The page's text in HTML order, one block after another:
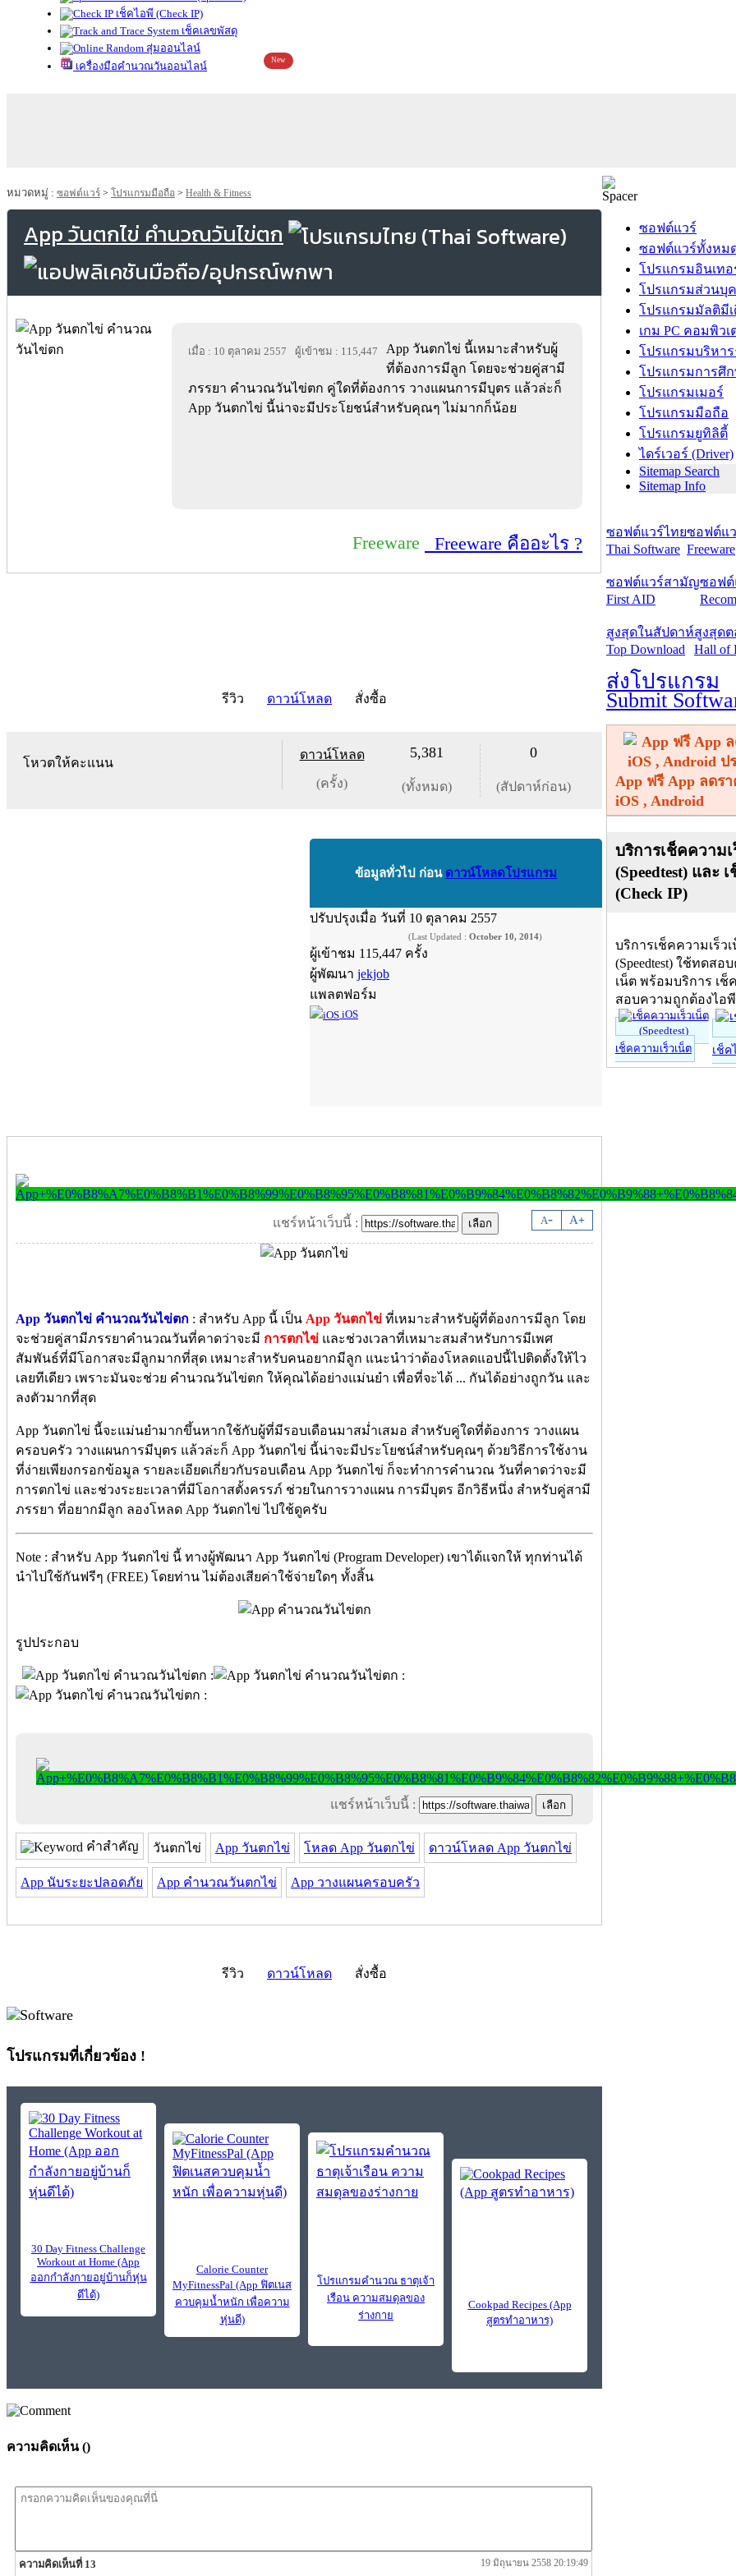
เช็คไอพี (Check IP)
เช็คเลขพัสดุ
สุ่มออนไลน์
เครื่องมือคำนวณวันออนไลน์
New
หมวดหมู่ : ซอฟต์แวร์ > โปรแกรมมือถือ > Health & Fitness
App วันตกไข่ คํานวณวันไข่ตก
เมื่อ : 10 ตุลาคม 2557 ผู้เข้าชม : 115,447
App วันตกไข่ นี้เหมาะสำหรับผู้
ที่ต้องการมีลูก โดยจะช่วยคู่สามี
ภรรยา คํานวณวันไข่ตก คู่ใดที่ต้องการ วางแผนการมีบุตร แล้วล่ะก็
App วันตกไข่ นี้น่าจะมีประโยชน์สำหรับคุณๆ ไม่มากก็น้อย
Freeware Freeware คืออะไร ?
รีวิว ดาวน์โหลด สั่งซื้อ
โหวตให้คะแนน
ดาวน์โหลด
(ครั้ง)
5,381
(ทั้งหมด)
0
(สัปดาห์ก่อน)
ข้อมูลทั่วไป ก่อน ดาวน์โหลดโปรแกรม
ปรับปรุงเมื่อ วันที่ 10 ตุลาคม 2557
(Last Updated : October 10, 2014)
ผู้เข้าชม 115,447 ครั้ง
ผู้พัฒนา jekjob
แพลตฟอร์ม
iOS
A- A+
แชร์หน้าเว็บนี้ :
App วันตกไข่ คํานวณวันไข่ตก : สำหรับ App นี้ เป็น App วันตกไข่ ที่เหมาะสำหรับผู้ที่ต้องการมีลูก โดย
จะช่วยคู่สามีภรรยาคำนวณวันที่คาดว่าจะมี การตกไข่ และช่วงเวลาที่เหมาะสมสำหรับการมีเพศ
สัมพันธ์ที่มีโอกาสจะมีลูกมากที่สุด เหมาะสำหรับคนอยากมีลูก แนะนำว่าต้องโหลดแอปนี้ไปติดตั้งให้ไว
เลยทีเดียว เพราะมันจะช่วย คํานวณวันไข่ตก ให้คุณได้อย่างแม่นยำ เพื่อที่จะได้ ... กันได้อย่างถูกวัน และ
ลงตัวมากที่สุด
App วันตกไข่ นี้จะแม่นยำมากขึ้นหากใช้กับผู้ที่มีรอบเดือนมาสม่ำเสมอ สำหรับคู่ใดที่ต้องการ วางแผน
ครอบครัว วางแผนการมีบุตร แล้วล่ะก็ App วันตกไข่ นี้น่าจะมีประโยชน์สำหรับคุณๆ ด้วยวิธีการใช้งาน
ที่ง่ายเพียงกรอกข้อมูล รายละเอียดเกี่ยวกับรอบเดือน App วันตกไข่ ก็จะทำการคำนวณ วันที่คาดว่าจะมี
การตกไข่ และช่วงระยะเวลาที่มีโอกาสตั้งครรภ์ ช่วยในการวางแผน การมีบุตร อีกวิธีหนึ่ง สำหรับคู่สามี
ภรรยา ที่อยากมีลูก ลองโหลด App วันตกไข่ ไปใช้ดูครับ
Note : สำหรับ App วันตกไข่ นี้ ทางผู้พัฒนา App วันตกไข่ (Program Developer) เขาได้แจกให้ ทุกท่านได้
นำไปใช้กันฟรีๆ (FREE) โดยท่าน ไม่ต้องเสียค่าใช้จ่ายใดๆ ทั้งสิ้น
รูปประกอบ
แชร์หน้าเว็บนี้ :
คำสำคัญ วันตกไข่ App วันตกไข่ โหลด App วันตกไข่ ดาวน์โหลด App วันตกไข่
App นับระยะปลอดภัย App คํานวณวันตกไข่ App วางแผนครอบครัว
รีวิว ดาวน์โหลด สั่งซื้อ
โปรแกรมที่เกี่ยวข้อง !
30 Day Fitness Challenge
Workout at Home (App
ออกกำลังกายอยู่บ้านก็หุ่น
ดีได้)
Calorie Counter
MyFitnessPal (App ฟิตเนส
ควบคุมน้ำหนัก เพื่อความ
หุ่นดี)
โปรแกรมคำนวณ ธาตุเจ้า
เรือน ความสมดุลของ
ร่างกาย
Cookpad Recipes (App
สูตรทำอาหาร)
ความคิดเห็น ()
ความคิดเห็นที่ 13 19 มิถุนายน 2558 20:19:49
ซอฟต์แวร์
ซอฟต์แวร์ทั้งหม
โปรแกรมอินเทอ
โปรแกรมส่วนบุ
โปรแกรมมัลติมีเ
เกม PC คอมพิวเ
โปรแกรมบริหา
โปรแกรมการศึ
โปรแกรมเมอร์
โปรแกรมมือถือ
โปรแกรมยูทิลิตี้
ไดร์เวอร์ (Driver)
Sitemap Search
Sitemap Info
ซอฟต์แวร์ไทย
Thai Software
ซอฟต์แ
Freeware
ซอฟต์แวร์สามัญ
First AID
ซอฟต์
สูงสุดในสัปดาห์
Top Download
สูงสุด
Hall of
ส่งโปรแกรม
Submit
App ฟรี App ลดร
iOS , Android
บริการเช็คความเ
(Speedtest) และ
(Check IP)
บริการเช็คความเร็ว
(Speedtest) ใช้ทดสอ
เน็ต พร้อมบริการ เช็
สอบความถูกต้องไอ
เช็คความเร็วเน็ต เช็ค